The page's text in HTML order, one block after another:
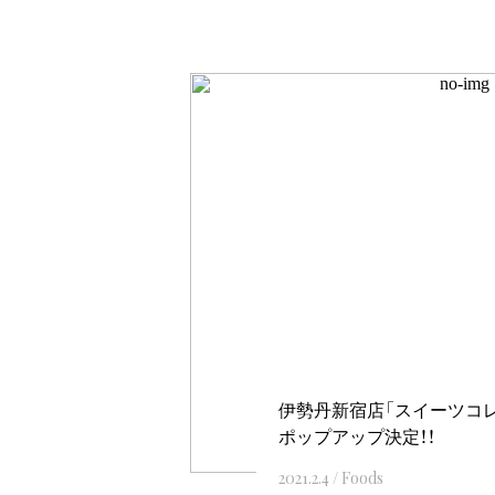
伊勢丹新宿店「スイーツコ
ポップアップ決定！！
2021.2.4 / Foods